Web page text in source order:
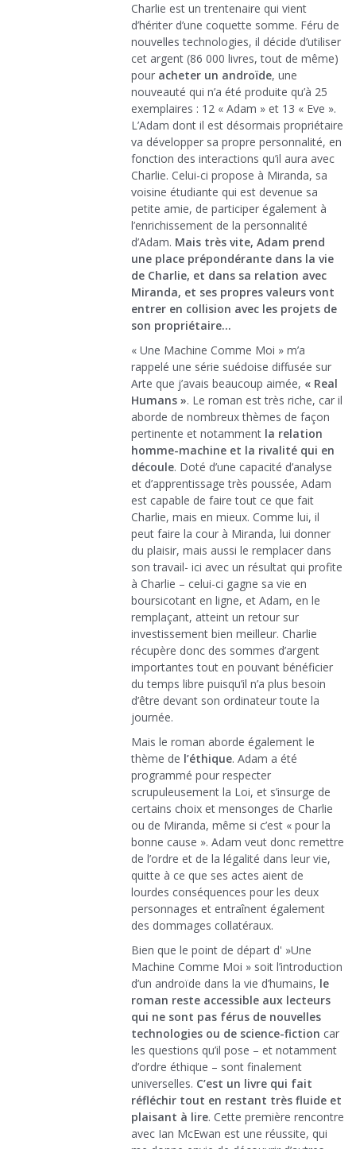
Charlie est un trentenaire qui vient
d’hériter d’une coquette somme. Féru de
nouvelles technologies, il décide d’utiliser
cet argent (86 000 livres, tout de même)
pour acheter un androïde, une
nouveauté qui n’a été produite qu’à 25
exemplaires : 12 « Adam » et 13 « Eve ».
L’Adam dont il est désormais propriétaire
va développer sa propre personnalité, en
fonction des interactions qu’il aura avec
Charlie. Celui-ci propose à Miranda, sa
voisine étudiante qui est devenue sa
petite amie, de participer également à
l’enrichissement de la personnalité
d’Adam. Mais très vite, Adam prend
une place prépondérante dans la vie
de Charlie, et dans sa relation avec
Miranda, et ses propres valeurs vont
entrer en collision avec les projets de
son propriétaire…
« Une Machine Comme Moi » m’a
rappelé une série suédoise diffusée sur
Arte que j’avais beaucoup aimée, « Real
Humans ». Le roman est très riche, car il
aborde de nombreux thèmes de façon
pertinente et notamment la relation
homme-machine et la rivalité qui en
découle. Doté d’une capacité d’analyse
et d’apprentissage très poussée, Adam
est capable de faire tout ce que fait
Charlie, mais en mieux. Comme lui, il
peut faire la cour à Miranda, lui donner
du plaisir, mais aussi le remplacer dans
son travail- ici avec un résultat qui profite
à Charlie – celui-ci gagne sa vie en
boursicotant en ligne, et Adam, en le
remplaçant, atteint un retour sur
investissement bien meilleur. Charlie
récupère donc des sommes d’argent
importantes tout en pouvant bénéficier
du temps libre puisqu’il n’a plus besoin
d’être devant son ordinateur toute la
journée.
Mais le roman aborde également le
thème de l’éthique. Adam a été
programmé pour respecter
scrupuleusement la Loi, et s’insurge de
certains choix et mensonges de Charlie
ou de Miranda, même si c’est « pour la
bonne cause ». Adam veut donc remettre
de l’ordre et de la légalité dans leur vie,
quitte à ce que ses actes aient de
lourdes conséquences pour les deux
personnages et entraînent également
des dommages collatéraux.
Bien que le point de départ d' »Une
Machine Comme Moi » soit l’introduction
d’un androïde dans la vie d’humains, le
roman reste accessible aux lecteurs
qui ne sont pas férus de nouvelles
technologies ou de science-fiction car
les questions qu’il pose – et notamment
d’ordre éthique – sont finalement
universelles. C’est un livre qui fait
réfléchir tout en restant très fluide et
plaisant à lire. Cette première rencontre
avec Ian McEwan est une réussite, qui